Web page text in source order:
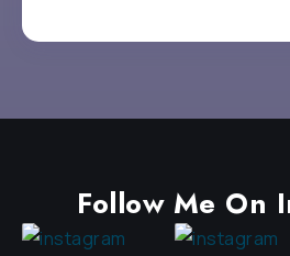
Follow Me On